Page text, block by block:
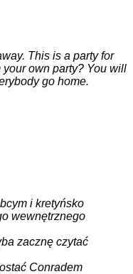
This is a party for
own party? You will
go home.
i kretyńsko
wewnętrznego
zacznę czytać
Conradem